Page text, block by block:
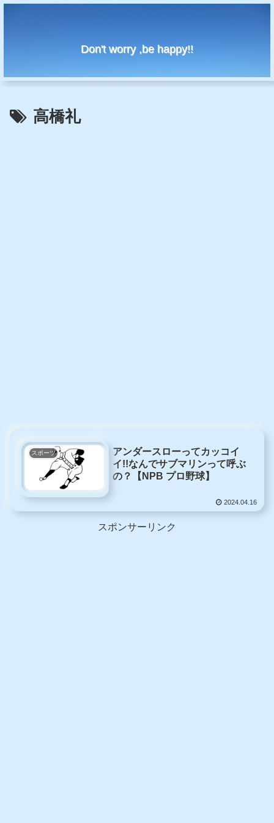
Don't worry ,be happy!!
高橋礼
スポーツ
アンダースローってカッコイ
イ!!なんでサブマリンって呼ぶ
の？【NPB プロ野球】
2024.04.16
スポンサーリンク